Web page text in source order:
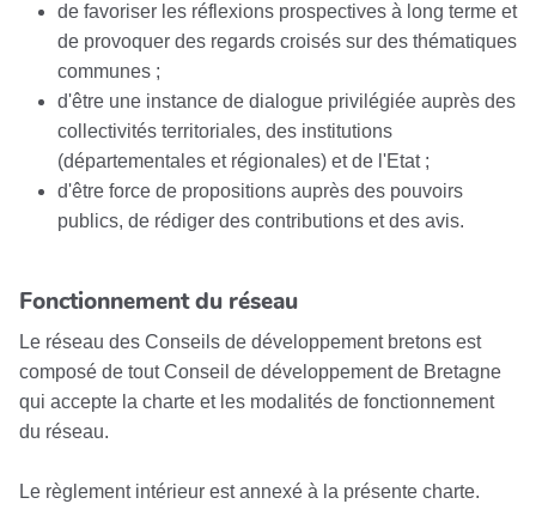
de favoriser les réflexions prospectives à long terme et
de provoquer des regards croisés sur des thématiques
communes ;
d'être une instance de dialogue privilégiée auprès des
collectivités territoriales, des institutions
(départementales et régionales) et de l'Etat ;
d'être force de propositions auprès des pouvoirs
publics, de rédiger des contributions et des avis.
Fonctionnement du réseau
Le réseau des Conseils de développement bretons est
composé de tout Conseil de développement de Bretagne
qui accepte la charte et les modalités de fonctionnement
du réseau.
Le règlement intérieur est annexé à la présente charte.